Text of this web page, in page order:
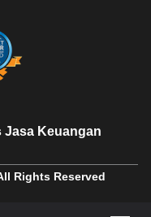
Jasa Keuangan
Rights Reserved